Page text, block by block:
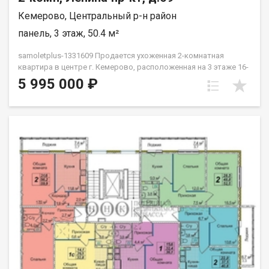
Кемерово, Центральный р-н район
панель, 3 этаж, 50.4 м²
samoletplus-1331609 Продается ухоженная 2-комнатная
квартира в центре г. Кемерово, расположенная на 3 этаже 16-
этажного дома.Адрес: г. Кемерово, проспект Ленина, 69О
квартире:общая площадь — 50,4 м2;кухня — 9 м2;три
свежий кухонный гарнитур;удобная и функциональная
планировка - все комнаты изолированы;квартира готова к
проживанию без дополнительных вложений.О доме:16-
этажный жилой дом;два лифта — пассажирский и грузовой;в
подъезде работает консьерж, что обеспечивает чистоту,
порядок и дополнительную
безопасность;Инфраструктура:Дом расположен на проспекте
Ленина — в одном из самых востребованных районов города.
В шаговой доступности находятся магазины, супермаркеты,
школы, детские сады, остановки общественного транспорта,
аптеки и другие объекты социальной инфраструктуры.
Приобретая недвижимость через АН Самолет ПЛЮС, Вы
5 995 000 ₽